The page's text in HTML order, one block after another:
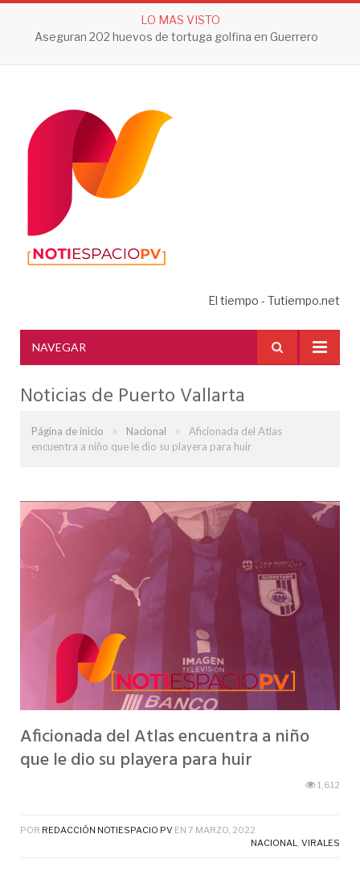
LO MAS VISTO
Aseguran 202 huevos de tortuga golfina en Guerrero
El tiempo - Tutiempo.net
NAVEGAR
Noticias de Puerto Vallarta
Página de inicio » Nacional »
Aficionada del Atlas
encuentra a niño que le dio su playera para huir
Aficionada del Atlas encuentra a niño
que le dio su playera para huir
1,612
POR REDACCIÓN NOTIESPACIO PV EN 7 MARZO, 2022
NACIONAL, VIRALES